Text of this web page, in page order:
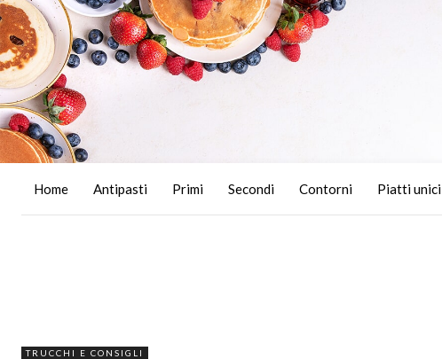
Home Antipasti Primi Secondi Contorni Piatti unici
TRUCCHI E CONSIGLI